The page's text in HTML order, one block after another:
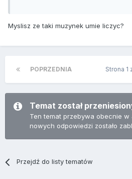
Myslisz ze taki muzynek umie liczyc?
POPRZEDNIA Strona 1
Temat został
Ten temat przebywa obecnie w
nowych odpowiedzi zostało
Przejdź do listy tematów